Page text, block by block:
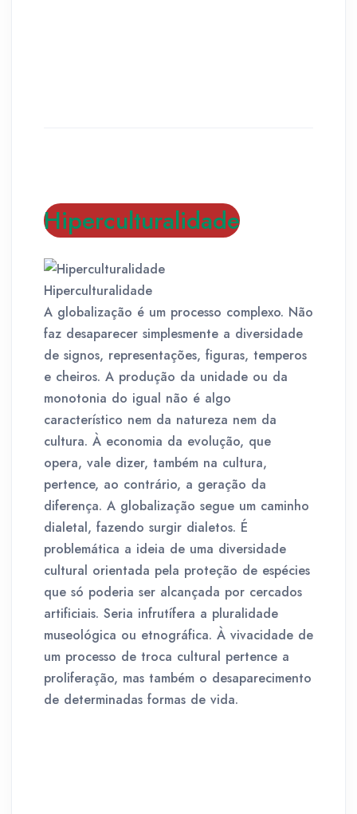
Hiperculturalidade
Hiperculturalidade
A globalização é um processo complexo. Não
faz desaparecer simplesmente a diversidade
de signos, representações, figuras, temperos
e cheiros. A produção da unidade ou da
monotonia do igual não é algo
característico nem da natureza nem da
cultura. À economia da evolução, que
opera, vale dizer, também na cultura,
pertence, ao contrário, a geração da
diferença. A globalização segue um caminho
dialetal, fazendo surgir dialetos. É
problemática a ideia de uma diversidade
cultural orientada pela proteção de espécies
que só poderia ser alcançada por cercados
artificiais. Seria infrutífera a pluralidade
museológica ou etnográfica. À vivacidade de
um processo de troca cultural pertence a
proliferação, mas também o desaparecimento
de determinadas formas de vida.